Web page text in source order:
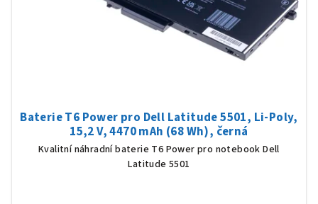
Baterie T6 Power pro Dell Latitude 5501, Li-Poly,
15,2 V, 4470 mAh (68 Wh), černá
Kvalitní náhradní baterie T6 Power pro notebook Dell
Latitude 5501